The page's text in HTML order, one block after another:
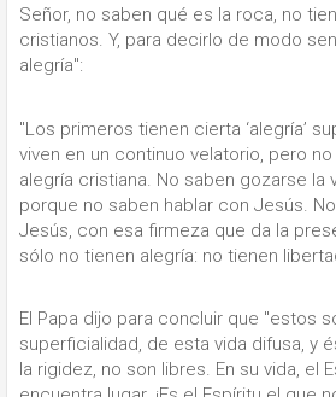
Señor, no saben qué es la roca, no
cristianos. Y, para decirlo de modo
alegría":
"Los primeros tienen cierta ‘alegría’
viven en un continuo velatorio, pero
alegría cristiana. No saben gozarse la
porque no saben hablar con Jesús.
Jesús, con esa firmeza que da la
sólo no tienen alegría: no tienen
El Papa dijo para concluir que "estos
superficialidad, de esta vida difusa, y
la rigidez, no son libres. En su vida, el